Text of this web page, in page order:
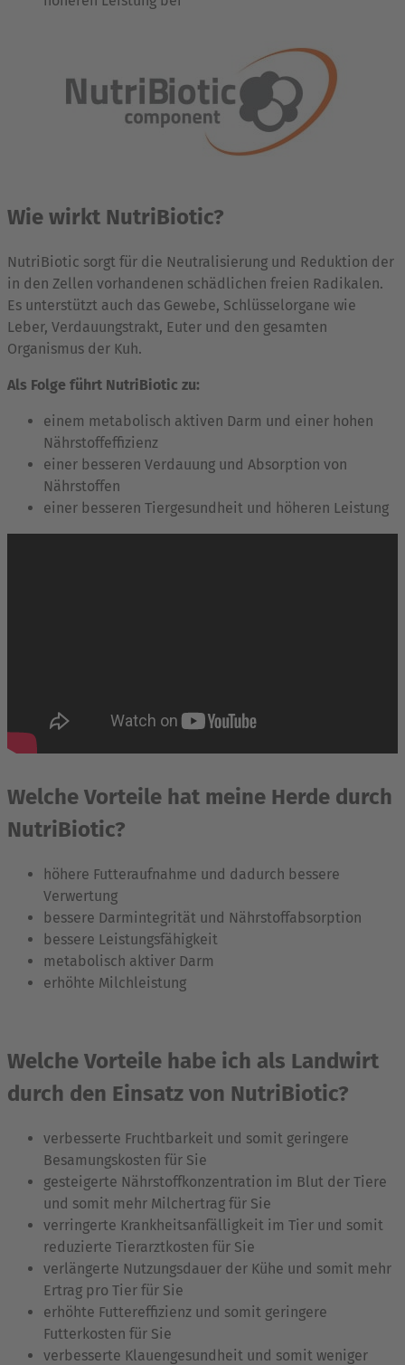
Wie wirkt NutriBiotic?
NutriBiotic sorgt für die Neutralisierung und Reduktion der
in den Zellen vorhandenen schädlichen freien Radikalen.
Es unterstützt auch das Gewebe, Schlüsselorgane wie
Leber, Verdauungstrakt, Euter und den gesamten
Organismus der Kuh.
Als Folge führt NutriBiotic zu:
einem metabolisch aktiven Darm und einer hohen
Nährstoffeffizienz
einer besseren Verdauung und Absorption von
Nährstoffen
einer besseren Tiergesundheit und höheren Leistung
Welche Vorteile hat meine Herde durch
NutriBiotic?
höhere Futteraufnahme und dadurch bessere
Verwertung
bessere Darmintegrität und Nährstoffabsorption
bessere Leistungsfähigkeit
metabolisch aktiver Darm
erhöhte Milchleistung
Welche Vorteile habe ich als Landwirt
durch den Einsatz von NutriBiotic?
verbesserte Fruchtbarkeit und somit geringere
Besamungskosten für Sie
gesteigerte Nährstoffkonzentration im Blut der Tiere
und somit mehr Milchertrag für Sie
verringerte Krankheitsanfälligkeit im Tier und somit
reduzierte Tierarztkosten für Sie
verlängerte Nutzungsdauer der Kühe und somit mehr
Ertrag pro Tier für Sie
erhöhte Futtereffizienz und somit geringere
Futterkosten für Sie
verbesserte Klauengesundheit und somit weniger